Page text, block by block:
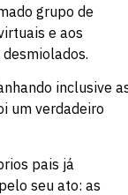
grupo de
e aos
inclusive
um verdadeiro
pais já
seu ato: as